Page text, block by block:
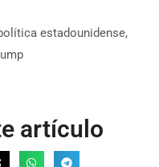
estadounidense,
artículo